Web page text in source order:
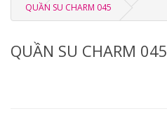
QUẦN SU CHARM 045
QUẦN SU CHARM 045